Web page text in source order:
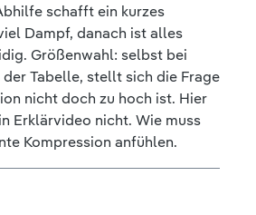
schafft ein kurzes
Dampf, danach ist alles
Größenwahl: selbst bei
der Tabelle, stellt sich die Frage
nicht doch zu hoch ist. Hier
Erklärvideo nicht. Wie muss
Kompression anfühlen.